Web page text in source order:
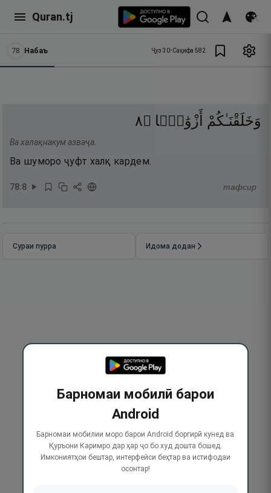
Quran.tj
78 Набаъ Ҷуз 30•Саҳифа 582
وَخَلَقْنَـٰكُمْ أَزْوَٰجًۭا ۝٨
Ва халақнакум азваҷа.
Ва шуморо ҷуфт халқ кардем.
78:8 тафсир
Сураи пурра Идома додан
Барномаи мобилӣ барои
Android
Барномаи мобилии моро барои Android боргирӣ кунед ва
Қуръони Каримро дар ҳар ҷо бо худ дошта бошед.
Имкониятҳои бештар, интерфейси беҳтар ва истифодаи
осонтар!